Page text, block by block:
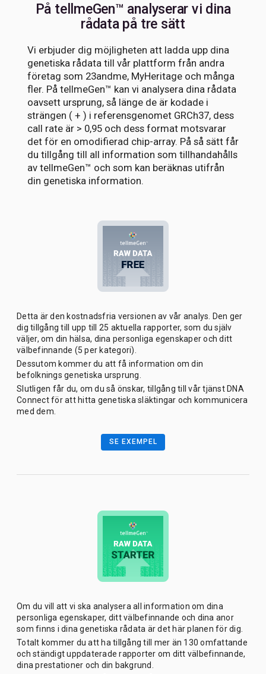
På tellmeGen™ analyserar vi dina
rådata på tre sätt
Vi erbjuder dig möjligheten att ladda upp dina
genetiska rådata till vår plattform från andra
företag som 23andme, MyHeritage och många
fler. På tellmeGen™ kan vi analysera dina rådata
oavsett ursprung, så länge de är kodade i
strängen ( + ) i referensgenomet GRCh37, dess
call rate är > 0,95 och dess format motsvarar
det för en omodifierad chip-array. På så sätt får
du tillgång till all information som tillhandahålls
av tellmeGen™ och som kan beräknas utifrån
din genetiska information.
Detta är den kostnadsfria versionen av vår analys. Den ger
dig tillgång till upp till 25 aktuella rapporter, som du själv
väljer, om din hälsa, dina personliga egenskaper och ditt
välbefinnande (5 per kategori).
Dessutom kommer du att få information om din
befolknings genetiska ursprung.
Slutligen får du, om du så önskar, tillgång till vår tjänst DNA
Connect för att hitta genetiska släktingar och kommunicera
med dem.
SE EXEMPEL
Om du vill att vi ska analysera all information om dina
personliga egenskaper, ditt välbefinnande och dina anor
som finns i dina genetiska rådata är det här planen för dig.
Totalt kommer du att ha tillgång till mer än 130 omfattande
och ständigt uppdaterade rapporter om ditt välbefinnande,
dina prestationer och din bakgrund.